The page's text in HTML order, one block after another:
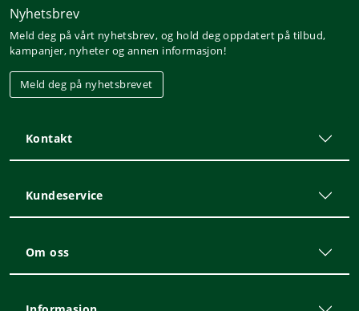
Nyhetsbrev
Meld deg på vårt nyhetsbrev, og hold deg oppdatert på tilbud,
kampanjer, nyheter og annen informasjon!
Meld deg på nyhetsbrevet
Kontakt
Kundeservice
Om oss